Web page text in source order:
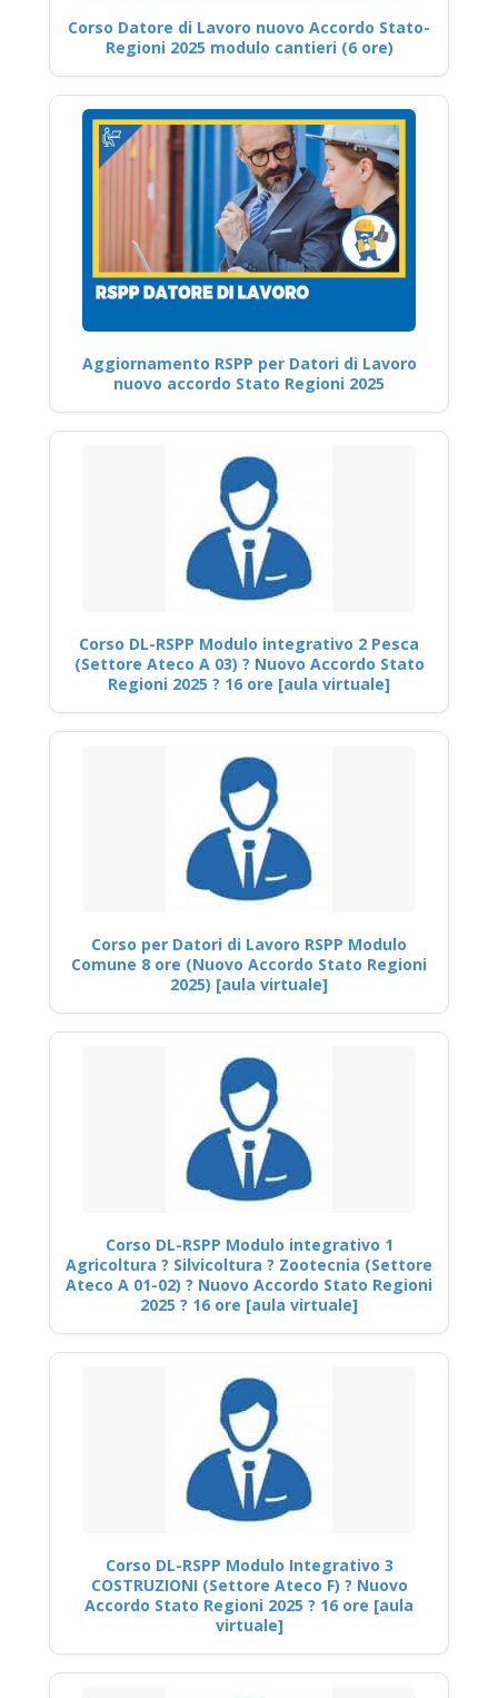
Corso Datore di Lavoro nuovo Accordo Stato-
Regioni 2025 modulo cantieri (6 ore)
Aggiornamento RSPP per Datori di Lavoro
nuovo accordo Stato Regioni 2025
Corso DL-RSPP Modulo integrativo 2 Pesca
(Settore Ateco A 03) ? Nuovo Accordo Stato
Regioni 2025 ? 16 ore [aula virtuale]
Corso per Datori di Lavoro RSPP Modulo
Comune 8 ore (Nuovo Accordo Stato Regioni
2025) [aula virtuale]
Corso DL-RSPP Modulo integrativo 1
Agricoltura ? Silvicoltura ? Zootecnia (Settore
Ateco A 01-02) ? Nuovo Accordo Stato Regioni
2025 ? 16 ore [aula virtuale]
Corso DL-RSPP Modulo Integrativo 3
COSTRUZIONI (Settore Ateco F) ? Nuovo
Accordo Stato Regioni 2025 ? 16 ore [aula
virtuale]